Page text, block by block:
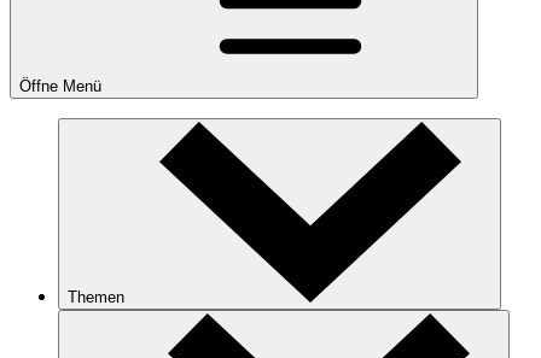
Öffne Menü
Themen